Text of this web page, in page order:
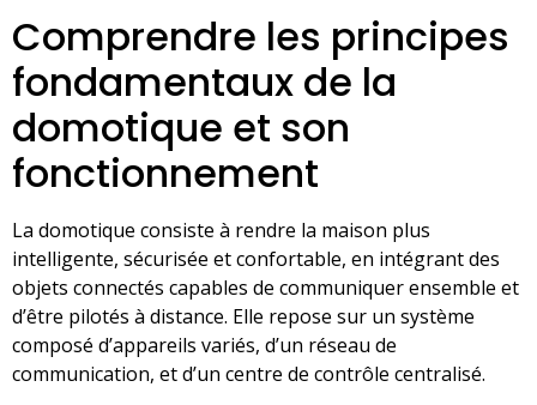
Comprendre les principes
fondamentaux de la
domotique et son
fonctionnement
La domotique consiste à rendre la maison plus
intelligente, sécurisée et confortable, en intégrant des
objets connectés capables de communiquer ensemble et
d’être pilotés à distance. Elle repose sur un système
composé d’appareils variés, d’un réseau de
communication, et d’un centre de contrôle centralisé.